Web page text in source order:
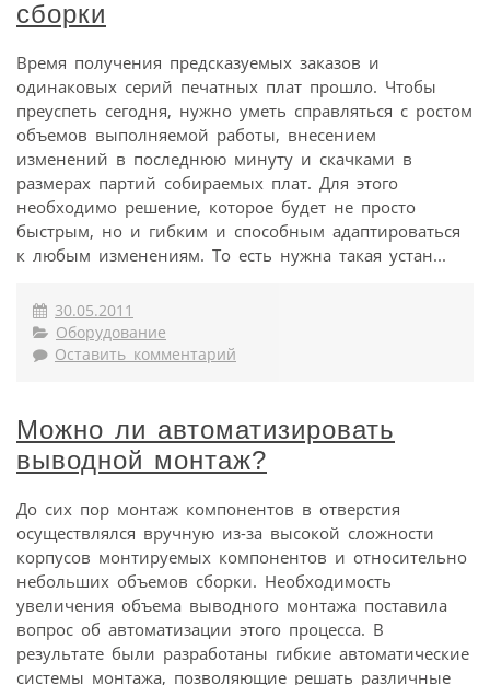
сборки
Время получения предсказуемых заказов и
одинаковых серий печатных плат прошло. Чтобы
преуспеть сегодня, нужно уметь справляться с ростом
объемов выполняемой работы, внесением
изменений в последнюю минуту и скачками в
размерах партий собираемых плат. Для этого
необходимо решение, которое будет не просто
быстрым, но и гибким и способным адаптироваться
к любым изменениям. То есть нужна такая устан...
30.05.2011
Оборудование
Оставить комментарий
Можно ли автоматизировать
выводной монтаж?
До сих пор монтаж компонентов в отверстия
осуществлялся вручную из-за высокой сложности
корпусов монтируемых компонентов и относительно
небольших объемов сборки. Необходимость
увеличения объема выводного монтажа поставила
вопрос об автоматизации этого процесса. В
результате были разработаны гибкие автоматические
системы монтажа, позволяющие решать различные